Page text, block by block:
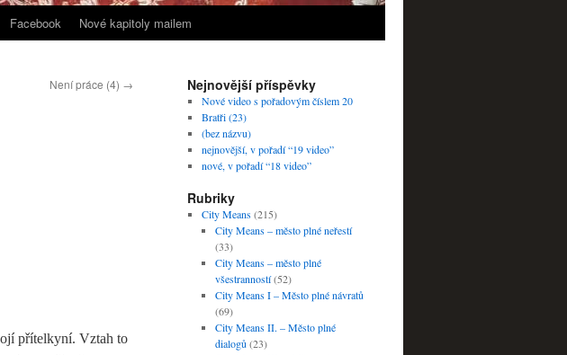
Facebook Nové kapitoly mailem
Není práce (4) →
přítelkyní. Vztah to
Nejnovější příspěvky
Nové video s pořadovým číslem 20
Bratři (23)
(bez názvu)
nejnovější, v pořadí “19 video”
nové, v pořadí “18 video”
Rubriky
City Means(215)
City Means – město plné neřestí
(33)
City Means – město plné
všestranností(52)
City Means I – Město plné návratů
(69)
City Means II. – Město plné
dialogů (23)